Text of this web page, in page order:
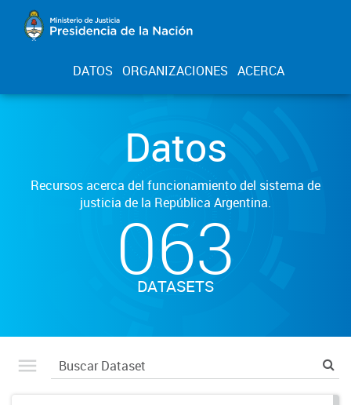
DATOS ORGANIZACIONES ACERCA
Datos
Recursos acerca del funcionamiento del sistema de
justicia de la República Argentina.
063
DATASETS